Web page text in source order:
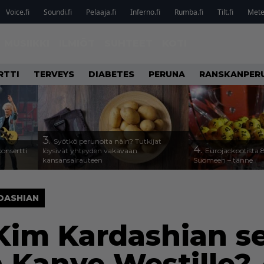
Voice.fi Soundi.fi Pelaaja.fi Inferno.fi Rumba.fi Tilt.fi
TERVEYS DIABETES PERUNA
3. Syötkö perunoita näin? Tutkijat
löysivät yhteyden vakavaan
kansansairauteen
4. Eurojackpotista
Suomeen – tänne
Kardashian